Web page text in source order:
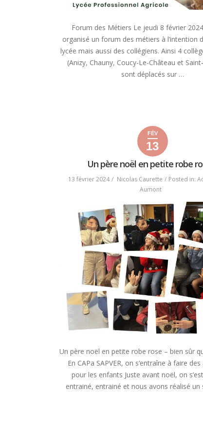
Forum des Métiers Le jeudi 8 février
organisé un forum des métiers à l’intention
lycée mais aussi des collégiens. Ainsi 4
(Anizy, Chauny, Coucy-Le-Château et
sont déplacés sur …
13
février
2024
13
février
2024
FÉV
13
2024
Un père noël en petite robe
13 février 2024 Nicolas Caurette Posted in:
Aumont
Un père noël en petite robe rose – bien sûr
En CAPa SAPVER, on s’entraîne à faire
pour les enfants Juste avant noël, on
entrainé, entrainé et nous avons réalisé un